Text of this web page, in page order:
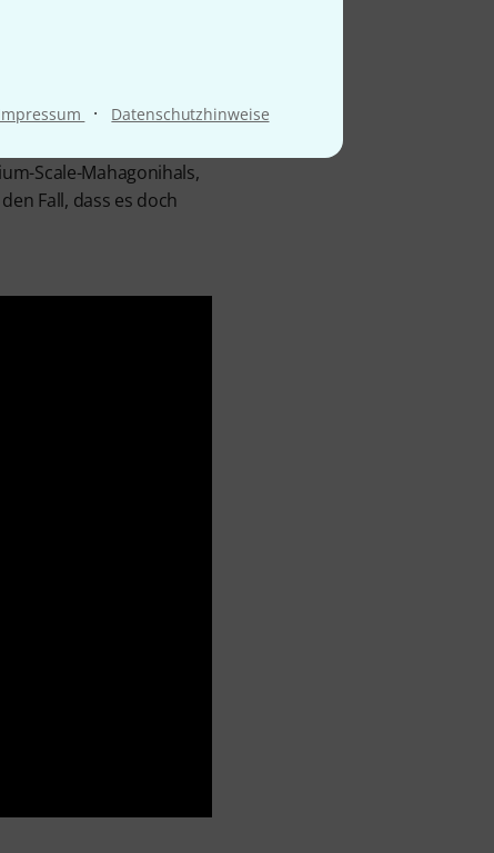
· Datenschutzhinweise
Album
Boom ausgelöst
ein akustischer Bass
gefertigten
Scale-Mahagonihals,
Fall, dass es doch